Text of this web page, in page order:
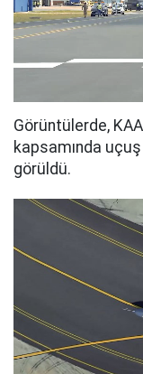
Görüntülerde,
kapsamında
görüldü.